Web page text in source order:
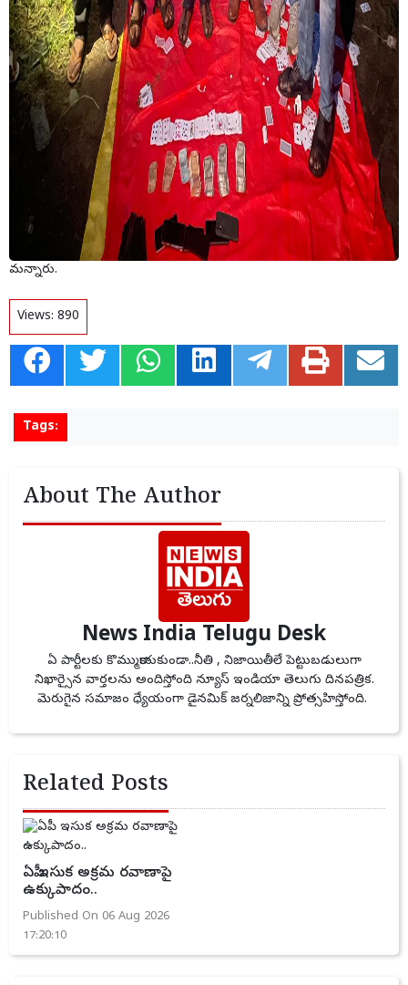
మన్నారు.
Views: 890
Tags:
About The Author
News India Telugu Desk
ఏ పార్టీలకు కొమ్ముకాయకుండా..నీతి , నిజాయితీలే పెట్టుబడులుగా
నిఖార్సైన వార్తలను అందిస్తోంది న్యూస్ ఇండియా తెలుగు దినపత్రిక.
మెరుగైన సమాజం ధ్యేయంగా డైనమిక్ జర్నలిజాన్ని ప్రోత్సహిస్తోంది.
Related Posts
ఏపీ ఇసుక అక్రమ రవాణాపై
ఉక్కుపాదం..
Published On 06 Aug 2026
17:20:10